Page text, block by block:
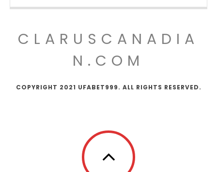
CLARUSCANADIA
N.COM
COPYRIGHT 2021 UFABET999. ALL RIGHTS RESERVED.